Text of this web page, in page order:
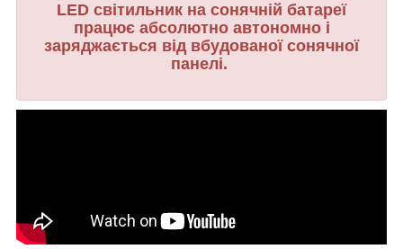
LED світильник на сонячній батареї
працює абсолютно автономно і
заряджається від вбудованої сонячної
панелі.